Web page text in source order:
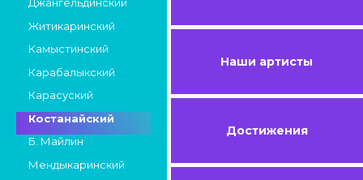
Житикаринский
Камыстинский
Карабалыкский
Карасуский
Костанайский
Б. Майлин
Мендыкаринский
Наши артисты
Достижения